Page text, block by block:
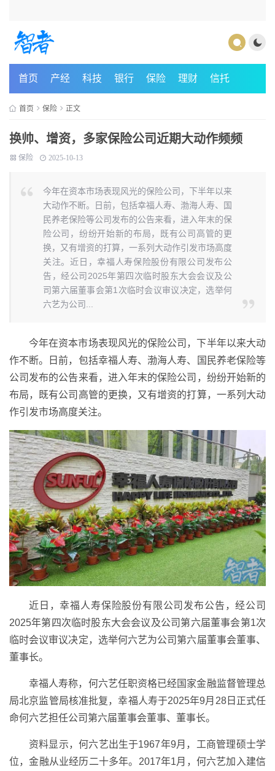
首页 产经 科技 银行 保险 理财 信托
首页 保险 正文
换帅、增资，多家保险公司近期大动作频频
保险 2025-10-13
今年在资本市场表现风光的保险公司，下半年以来
大动作不断。日前，包括幸福人寿、渤海人寿、国
民养老保险等公司发布的公告来看，进入年末的保
险公司，纷纷开始新的布局，既有公司高管的更
换，又有增资的打算，一系列大动作引发市场高度
关注。近日，幸福人寿保险股份有限公司发布公
告，经公司2025年第四次临时股东大会会议及公
司第六届董事会第1次临时会议审议决定，选举何
六艺为公司...
今年在资本市场表现风光的保险公司，下半年以来大动
作不断。日前，包括幸福人寿、渤海人寿、国民养老保险等
公司发布的公告来看，进入年末的保险公司，纷纷开始新的
布局，既有公司高管的更换，又有增资的打算，一系列大动
作引发市场高度关注。
近日，幸福人寿保险股份有限公司发布公告，经公司
2025年第四次临时股东大会会议及公司第六届董事会第1次
临时会议审议决定，选举何六艺为公司第六届董事会董事、
董事长。
幸福人寿称，何六艺任职资格已经国家金融监督管理总
局北京监管局核准批复，幸福人寿于2025年9月28日正式任
命何六艺担任公司第六届董事会董事、董事长。
资料显示，何六艺出生于1967年9月，工商管理硕士学
位，金融从业经历二十多年。2017年1月，何六艺加入建信